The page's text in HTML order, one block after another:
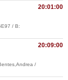
20:01:00
/ B:
20:09:00
/